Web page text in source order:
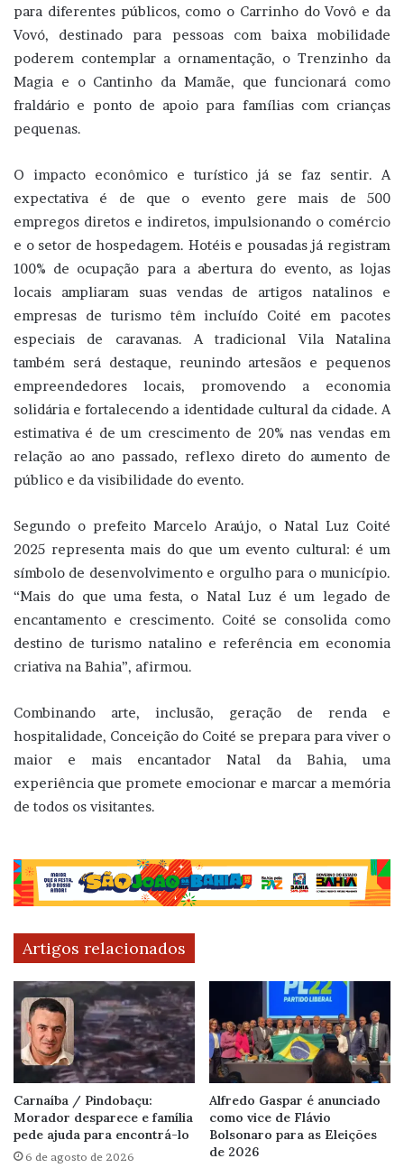
para diferentes públicos, como o Carrinho do Vovô e da
Vovó, destinado para pessoas com baixa mobilidade
poderem contemplar a ornamentação, o Trenzinho da
Magia e o Cantinho da Mamãe, que funcionará como
fraldário e ponto de apoio para famílias com crianças
pequenas.
O impacto econômico e turístico já se faz sentir. A
expectativa é de que o evento gere mais de 500
empregos diretos e indiretos, impulsionando o comércio
e o setor de hospedagem. Hotéis e pousadas já registram
100% de ocupação para a abertura do evento, as lojas
locais ampliaram suas vendas de artigos natalinos e
empresas de turismo têm incluído Coité em pacotes
especiais de caravanas. A tradicional Vila Natalina
também será destaque, reunindo artesãos e pequenos
empreendedores locais, promovendo a economia
solidária e fortalecendo a identidade cultural da cidade. A
estimativa é de um crescimento de 20% nas vendas em
relação ao ano passado, reflexo direto do aumento de
público e da visibilidade do evento.
Segundo o prefeito Marcelo Araújo, o Natal Luz Coité
2025 representa mais do que um evento cultural: é um
símbolo de desenvolvimento e orgulho para o município.
“Mais do que uma festa, o Natal Luz é um legado de
encantamento e crescimento. Coité se consolida como
destino de turismo natalino e referência em economia
criativa na Bahia”, afirmou.
Combinando arte, inclusão, geração de renda e
hospitalidade, Conceição do Coité se prepara para viver o
maior e mais encantador Natal da Bahia, uma
experiência que promete emocionar e marcar a memória
de todos os visitantes.
Artigos relacionados
Carnaíba / Pindobaçu:
Morador desparece e família
pede ajuda para encontrá-lo
6 de agosto de 2026
Alfredo Gaspar é anunciado
como vice de Flávio
Bolsonaro para as Eleições
de 2026